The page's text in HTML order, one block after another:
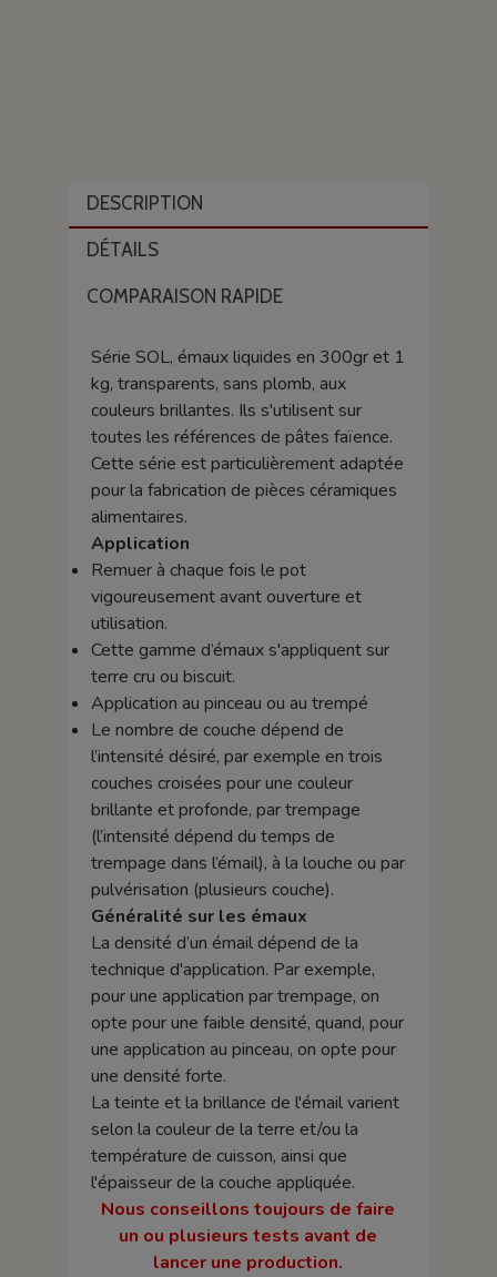
DESCRIPTION
DÉTAILS
COMPARAISON RAPIDE
Série SOL, émaux liquides en 300gr et 1
kg, transparents, sans plomb, aux
couleurs brillantes. Ils s'utilisent sur
toutes les références de pâtes faïence.
Cette série est particulièrement adaptée
pour la fabrication de pièces céramiques
alimentaires.
Application
Remuer à chaque fois le pot
vigoureusement avant ouverture et
utilisation.
Cette gamme d’émaux s'appliquent sur
terre cru ou biscuit.
Application au pinceau ou au trempé
Le nombre de couche dépend de
l’intensité désiré, par exemple en trois
couches croisées pour une couleur
brillante et profonde, par trempage
(l’intensité dépend du temps de
trempage dans l’émail), à la louche ou par
pulvérisation (plusieurs couche).
Généralité sur les émaux
La densité d’un émail dépend de la
technique d'application. Par exemple,
pour une application par trempage, on
opte pour une faible densité, quand, pour
une application au pinceau, on opte pour
une densité forte.
La teinte et la brillance de l'émail varient
selon la couleur de la terre et/ou la
température de cuisson, ainsi que
l'épaisseur de la couche appliquée.
Nous conseillons toujours de faire
un ou plusieurs tests avant de
lancer une production.